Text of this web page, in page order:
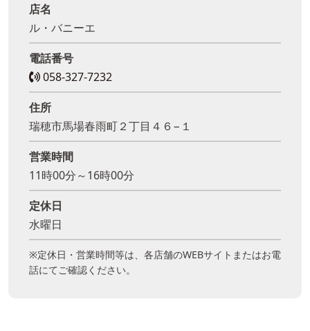
店名
ル・バニーエ
電話番号
058-327-7232
住所
瑞穂市馬場春雨町２丁目４６−１
営業時間
11時00分～16時00分
定休日
水曜日
※定休日・営業時間等は、各店舗のWEBサイトまたはお電
話にてご確認ください。